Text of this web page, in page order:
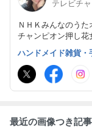
ＮＨＫみんなのう
チャンピオン押し花
みんなのうたアニ
の執筆 デコクレイ
ン開催中！
ハンドメイド雑貨・
最近の画像つき記事